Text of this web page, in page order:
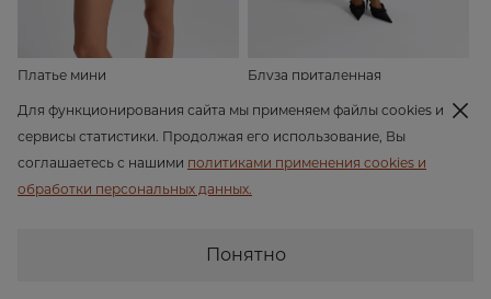
Для функционирования сайта мы применяем файлы cookies и
сервисы статистики. Продолжая его использование, Вы
соглашаетесь с нашими политиками применения cookies и
обработки персональных данных.
Понятно
Платье мини
Блуза приталенная